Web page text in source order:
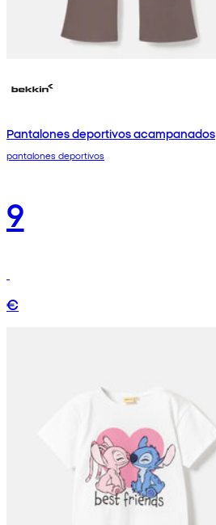
Pantalones deportivos acampanados
pantalones deportivos
9
€